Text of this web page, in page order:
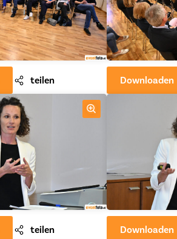
teilen Downloaden
teilen Downloaden